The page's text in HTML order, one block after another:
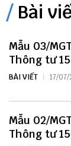
Bài
Mẫu 03/
Thông tư
BÀI VIẾT 17/07/
Mẫu 02/
Thông tư